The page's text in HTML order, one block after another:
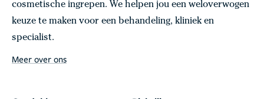
cosmetische ingrepen. We helpen jou een weloverwogen
keuze te maken voor een behandeling, kliniek en
specialist.
Meer over ons